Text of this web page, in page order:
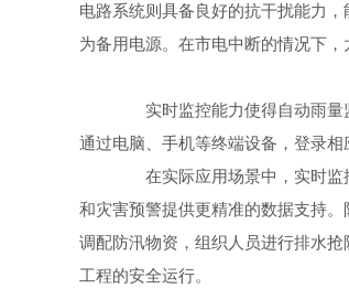
电路系统则具备良好的抗干扰能力
为备用电源。在市电中断的情况下
实时监控能力使得自动雨量监
通过电脑、手机等终端设备，登录
在实际应用场景中，实时监控
和灾害预警提供更精准的数据支持
调配防汛物资，组织人员进行排水
工程的安全运行。